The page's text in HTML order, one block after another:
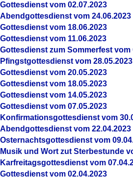
Gottesdienst vom 02.07.2023
Abendgottesdienst vom 24.06.2023
Gottesdienst vom 18.06.2023
Gottesdienst vom 11.06.2023
Gottesdienst zum Sommerfest vom
Pfingstgottesdienst vom 28.05.2023
Gottesdienst vom 20.05.2023
Gottesdienst vom 18.05.2023
Gottesdienst vom 14.05.2023
Gottesdienst vom 07.05.2023
Konfirmationsgottesdienst vom
Abendgottesdienst vom 22.04.2023
Osternachtsgottesdienst vom
Musik und Wort zut Sterbestunde
Karfreitagsgottesdienst vom
Gottesdienst vom 02.04.2023